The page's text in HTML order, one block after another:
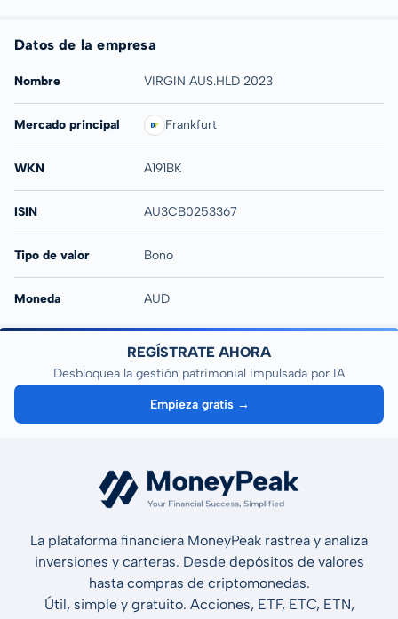
Datos de la empresa
Nombre VIRGIN AUS.HLD 2023
Mercado principal Frankfurt
WKN A191BK
ISIN AU3CB0253367
Tipo de valor Bono
Moneda AUD
REGÍSTRATE AHORA
Desbloquea la gestión patrimonial impulsada por IA
Empieza gratis →
La plataforma financiera MoneyPeak rastrea y analiza
inversiones y carteras. Desde depósitos de valores
hasta compras de criptomonedas.
Útil, simple y gratuito. Acciones, ETF, ETC, ETN,